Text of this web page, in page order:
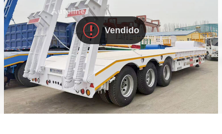
Vendido